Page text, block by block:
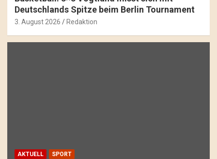
Deutschlands Spitze beim Berlin Tournament
3. August 2026 Redaktion
AKTUELL SPORT